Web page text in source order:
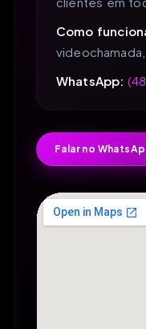
Como
WhatsApp:
Falar no